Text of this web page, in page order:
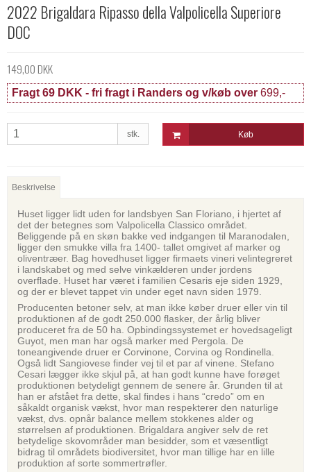
2022 Brigaldara Ripasso della Valpolicella Superiore
DOC
149,00 DKK
Fragt 69 DKK - fri fragt i Randers og v/køb over 699,-
stk. Køb
Beskrivelse
Huset ligger lidt uden for landsbyen San Floriano, i hjertet af
det der betegnes som Valpolicella Classico området.
Beliggende på en skøn bakke ved indgangen til Maranodalen,
ligger den smukke villa fra 1400- tallet omgivet af marker og
oliventræer. Bag hovedhuset ligger firmaets vineri velintegreret
i landskabet og med selve vinkælderen under jordens
overflade. Huset har været i familien Cesaris eje siden 1929,
og der er blevet tappet vin under eget navn siden 1979.
Producenten betoner selv, at man ikke køber druer eller vin til
produktionen af de godt 250.000 flasker, der årlig bliver
produceret fra de 50 ha. Opbindingssystemet er hovedsageligt
Guyot, men man har også marker med Pergola. De
toneangivende druer er Corvinone, Corvina og Rondinella.
Også lidt Sangiovese finder vej til et par af vinene. Stefano
Cesari lægger ikke skjul på, at han godt kunne have forøget
produktionen betydeligt gennem de senere år. Grunden til at
han er afstået fra dette, skal findes i hans “credo” om en
såkaldt organisk vækst, hvor man respekterer den naturlige
vækst, dvs. opnår balance mellem stokkenes alder og
størrelsen af produktionen. Brigaldara angiver selv de ret
betydelige skovområder man besidder, som et væsentligt
bidrag til områdets biodiversitet, hvor man tillige har en lille
produktion af sorte sommertrøfler.